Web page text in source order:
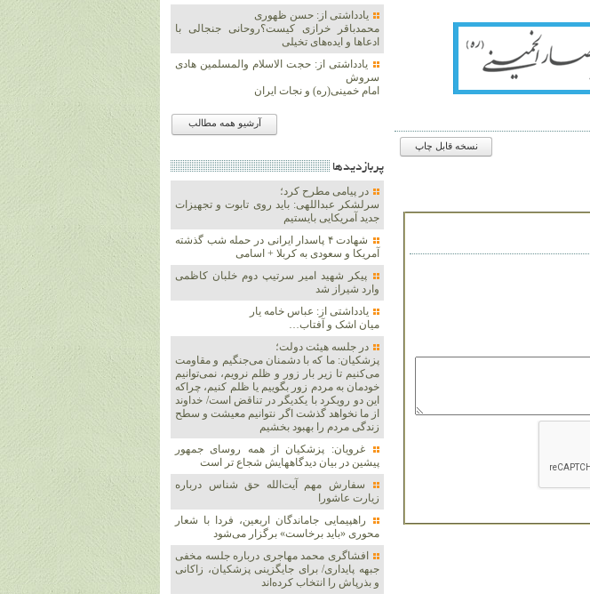
نسخه قابل چاپ
یادداشتی از: حسن ظهوری
محمدباقر خرازی کیست؟روحانی جنجالی با
ادعاها و ایده‌های تخیلی
یادداشتی از: حجت الاسلام والمسلمین هادی
سروش
امام خمینی(ره) و نجات ایران
آرشیو همه مطالب
پربازديدها
در پیامی مطرح کرد؛
سرلشکر عبداللهی: باید روی تابوت و تجهیزات
جدید آمریکایی بایستیم
شهادت ۴ پاسدار ایرانی در حمله شب گذشته
آمریکا و سعودی به کربلا + اسامی
پیکر شهید امیر سرتیپ دوم خلبان کاظمی
وارد شیراز شد
یادداشتی از: عباس خامه یار
میان اشک و آفتاب…
در جلسه هیئت دولت؛
پزشکیان: ما که با دشمنان می‌جنگیم و مقاومت
می‌کنیم تا زیر بار زور و ظلم نرویم، نمی‌توانیم
خودمان به مردم زور بگوییم یا ظلم کنیم، چراکه
این دو رویکرد با یکدیگر در تناقض است/ خداوند
از ما نخواهد گذشت اگر نتوانیم معیشت و سطح
زندگی مردم را بهبود بخشیم
غرویان: پزشکیان از همه روسای جمهور
پیشین در بیان دیدگاههایش شجاع تر است
سفارش مهم آیت‌الله حق شناس درباره
زیارت عاشورا
راهپیمایی جاماندگان اربعین، فردا با شعار
محوری «باید برخاست» برگزار می‌شود
افشاگری محمد مهاجری درباره جلسه مخفی
جبهه پایداری/ برای جایگزینی پزشکیان، زاکانی
و بذرپاش را انتخاب کرده‌اند